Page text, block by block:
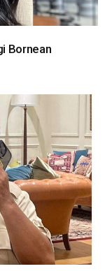
Bornean